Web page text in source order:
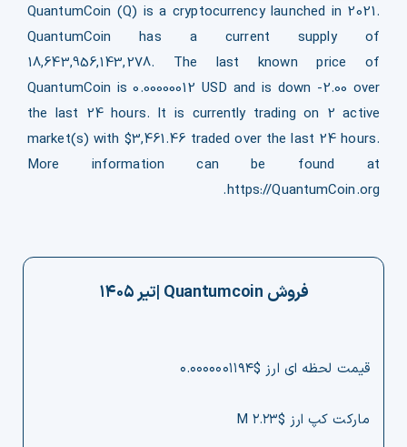
QuantumCoin (Q) is a cryptocurrency launched in 2021.
QuantumCoin has a current supply of
18,643,956,143,278. The last known price of
QuantumCoin is 0.00000012 USD and is down -2.00 over
the last 24 hours. It is currently trading on 2 active
market(s) with $3,461.46 traded over the last 24 hours.
More information can be found at
https://QuantumCoin.org.
فروش Quantumcoin
|تیر ۱۴۰۵
قیمت لحظه ای ارز $۰.۰۰۰۰۰۰۱۱۹۴
مارکت کپ ارز $۲.۲۳ M